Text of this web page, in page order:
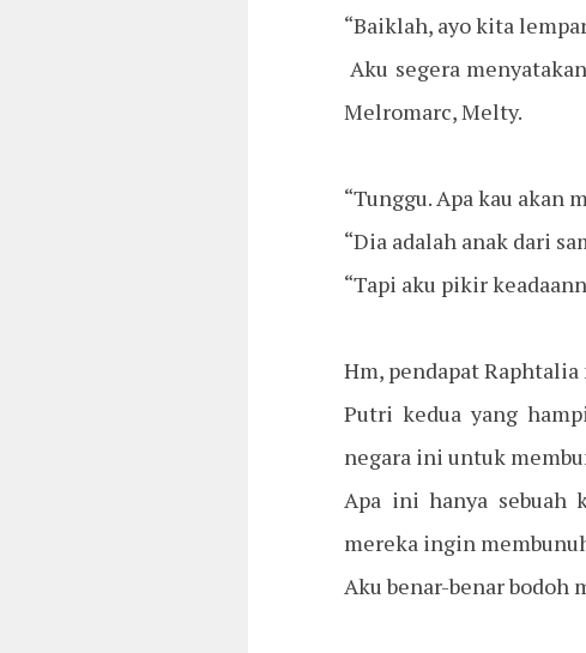
“Baiklah, ayo kita
Aku segera
Melromarc, Melty.
“Tunggu. Apa kau akan
“Dia adalah anak dari
“Tapi aku pikir
Hm, pendapat
Putri kedua yang
negara ini untuk
Apa ini hanya sebuah
mereka ingin
Aku benar-benar bodoh